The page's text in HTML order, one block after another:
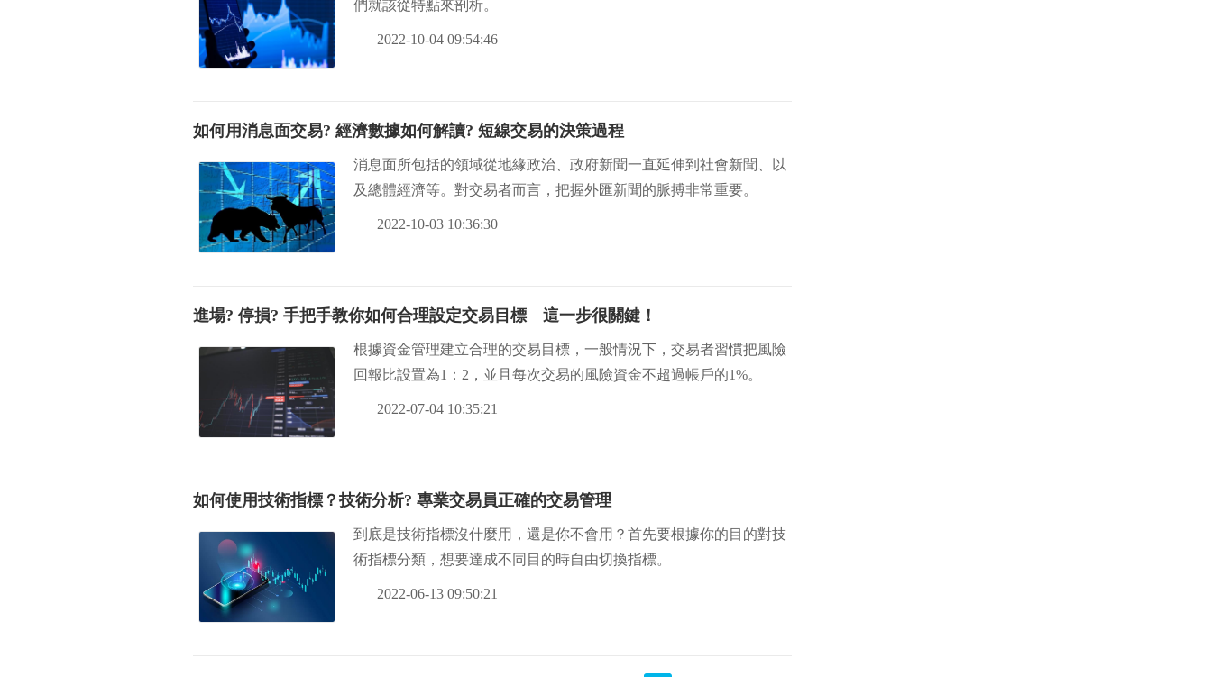
們就該從特點來剖析。
2022-10-04 09:54:46
如何用消息面交易? 經濟數據如何解讀? 短線交易的決策過程
消息面所包括的領域從地緣政治、政府新聞一直延伸到社會新聞、以
及總體經濟等。對交易者而言，把握外匯新聞的脈搏非常重要。
2022-10-03 10:36:30
進場? 停損? 手把手教你如何合理設定交易目標 這一步很關鍵！
根據資金管理建立合理的交易目標，一般情況下，交易者習慣把風險
回報比設置為1：2，並且每次交易的風險資金不超過帳戶的1%。
2022-07-04 10:35:21
如何使用技術指標？技術分析? 專業交易員正確的交易管理
到底是技術指標沒什麼用，還是你不會用？首先要根據你的目的對技
術指標分類，想要達成不同目的時自由切換指標。
2022-06-13 09:50:21